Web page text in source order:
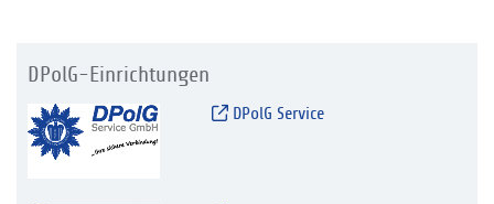
DPolG-Einrichtungen
DPolG Service